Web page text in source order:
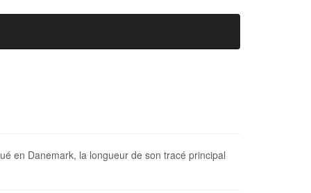
en Danemark, la longueur de son tracé principal